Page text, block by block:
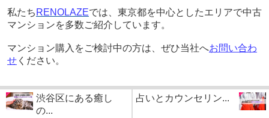
私たち RENOLAZEでは、東京都を中心としたエリアで中古
マンションを多数ご紹介しています。
マンション購入をご検討中の方は、ぜひ当社へお問い合わ
せください。
渋谷区にある癒し
の...
占いとカウンセリン...